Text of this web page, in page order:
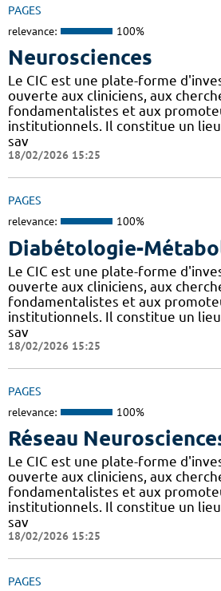
PAGES
relevance: 100%
Neurosciences
Le CIC est une plate-forme
ouverte aux cliniciens, aux
fondamentalistes et aux
institutionnels. Il constitue un
sav
18/02/2026 15:25
PAGES
relevance: 100%
Diabétologie-
Le CIC est une plate-forme
ouverte aux cliniciens, aux
fondamentalistes et aux
institutionnels. Il constitue un
sav
18/02/2026 15:25
PAGES
relevance: 100%
Réseau
Le CIC est une plate-forme
ouverte aux cliniciens, aux
fondamentalistes et aux
institutionnels. Il constitue un
sav
18/02/2026 15:25
PAGES